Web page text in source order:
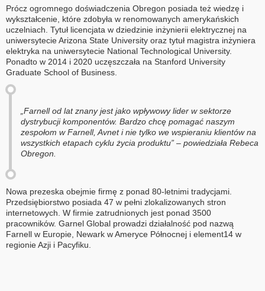
Prócz ogromnego doświadczenia Obregon posiada też wiedzę i
wykształcenie, które zdobyła w renomowanych amerykańskich
uczelniach. Tytuł licencjata w dziedzinie inżynierii elektrycznej na
uniwersytecie Arizona State University oraz tytuł magistra inżyniera
elektryka na uniwersytecie National Technological University.
Ponadto w 2014 i 2020 uczęszczała na Stanford University
Graduate School of Business.
„Farnell od lat znany jest jako wpływowy lider w sektorze
dystrybucji komponentów. Bardzo chcę pomagać naszym
zespołom w Farnell, Avnet i nie tylko we wspieraniu klientów na
wszystkich etapach cyklu życia produktu” – powiedziała Rebeca
Obregon.
Nowa prezeska obejmie firmę z ponad 80-letnimi tradycjami.
Przedsiębiorstwo posiada 47 w pełni zlokalizowanych stron
internetowych. W firmie zatrudnionych jest ponad 3500
pracowników. Garnel Global prowadzi działalność pod nazwą
Farnell w Europie, Newark w Ameryce Północnej i element14 w
regionie Azji i Pacyfiku.